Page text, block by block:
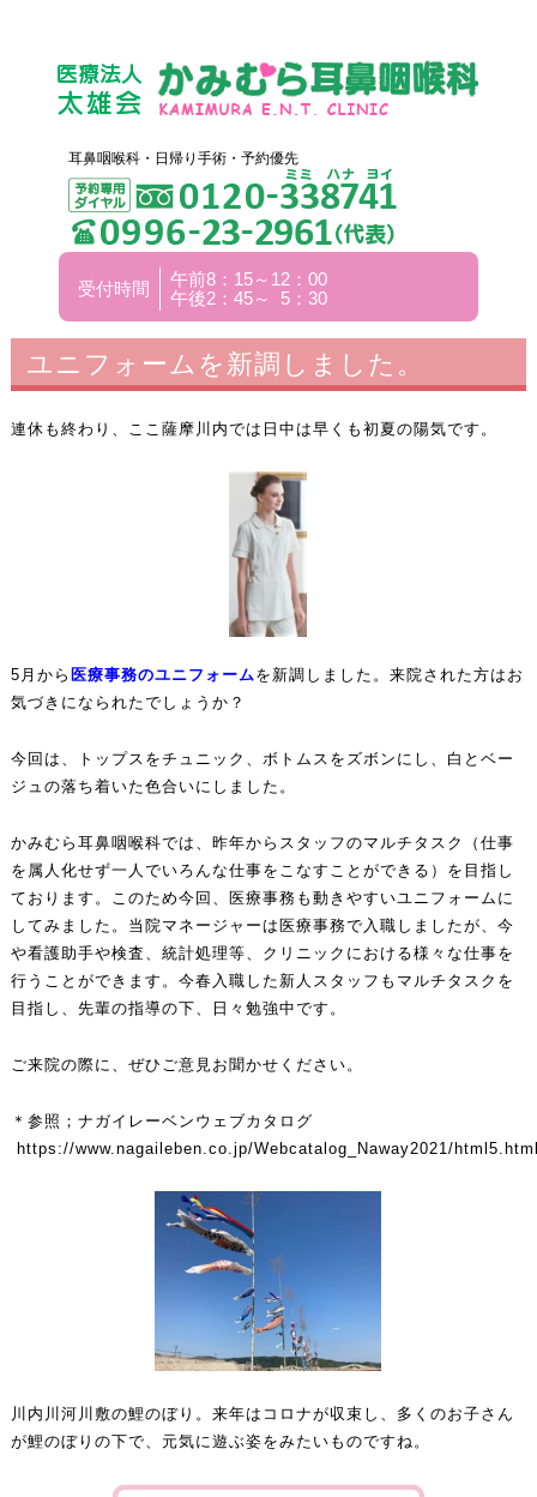
耳鼻咽喉科・日帰り手術・予約優先
受付時間
午前8：15～12：00
午後2：45～ 5：30
ユニフォームを新調しました。
連休も終わり、ここ薩摩川内では日中は早くも初夏の陽気です。
5月から 医療事務のユニフォームを新調しました。来院された方はお
気づきになられたでしょうか？
今回は、トップスをチュニック、ボトムスをズボンにし、白とベー
ジュの落ち着いた色合いにしました。
かみむら耳鼻咽喉科では、昨年からスタッフのマルチタスク（仕事
を属人化せず一人でいろんな仕事をこなすことができる）を目指し
ております。このため今回、医療事務も動きやすいユニフォームに
してみました。当院マネージャーは医療事務で入職しましたが、今
や看護助手や検査、統計処理等、クリニックにおける様々な仕事を
行うことができます。今春入職した新人スタッフもマルチタスクを
目指し、先輩の指導の下、日々勉強中です。
ご来院の際に、ぜひご意見お聞かせください。
＊参照；ナガイレーベンウェブカタログ
https://www.nagaileben.co.jp/Webcatalog_Naway2021/
川内川河川敷の鯉のぼり。来年はコロナが収束し、多くのお子さん
が鯉のぼりの下で、元気に遊ぶ姿をみたいものですね。